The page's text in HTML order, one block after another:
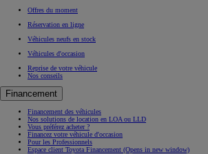
Offres du moment
Réservation en ligne
Véhicules neufs en stock
Véhicules d'occasion
Reprise de votre véhicule
Nos conseils
Financement
Financement des véhicules
Nos solutions de location en LOA ou LLD
Vous préférez acheter ?
Financez votre véhicule d'occasion
Pour les Professionnels
Espace client Toyota Financement (Opens in new window)